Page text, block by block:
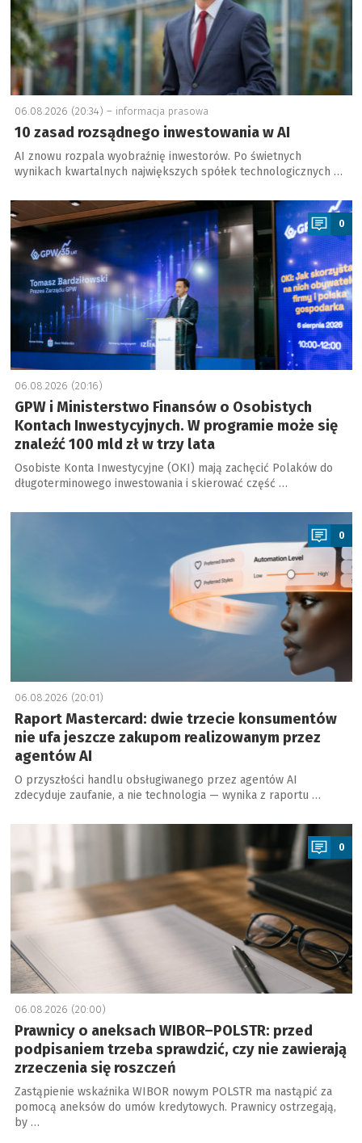
06.08.2026 (20:34) – informacja prasowa
10 zasad rozsądnego inwestowania w AI
AI znowu rozpala wyobraźnię inwestorów. Po świetnych
wynikach kwartalnych największych spółek technologicznych …
a
0
06.08.2026 (20:16)
GPW i Ministerstwo Finansów o Osobistych
Kontach Inwestycyjnych. W programie może się
znaleźć 100 mld zł w trzy lata
Osobiste Konta Inwestycyjne (OKI) mają zachęcić Polaków do
długoterminowego inwestowania i skierować część …
a
0
06.08.2026 (20:01)
Raport Mastercard: dwie trzecie konsumentów
nie ufa jeszcze zakupom realizowanym przez
agentów AI
O przyszłości handlu obsługiwanego przez agentów AI
zdecyduje zaufanie, a nie technologia — wynika z raportu …
a
0
06.08.2026 (20:00)
Prawnicy o aneksach WIBOR–POLSTR: przed
podpisaniem trzeba sprawdzić, czy nie zawierają
zrzeczenia się roszczeń
Zastąpienie wskaźnika WIBOR nowym POLSTR ma nastąpić za
pomocą aneksów do umów kredytowych. Prawnicy ostrzegają,
by …